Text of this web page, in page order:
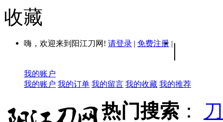
收藏
嗨，欢迎来到阳江刀网! 请登录 | 免费注册 | |
我的账户
我的账户 我的订单 我的留言 我的收藏 我的推荐
热门搜索 ：